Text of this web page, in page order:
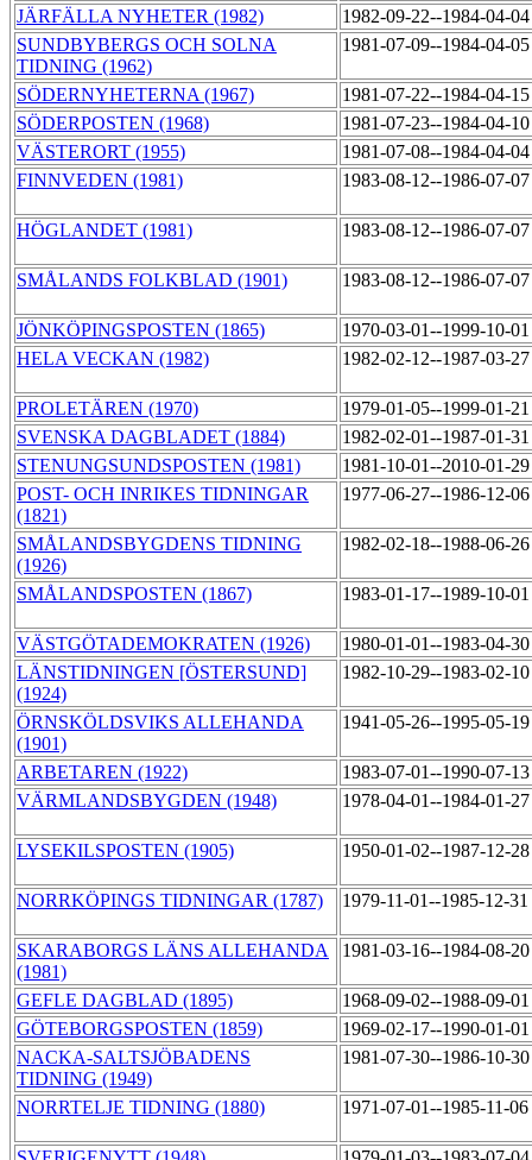
JÄRFÄLLA NYHETER (1982)
1982-09-22--1984-04-
SUNDBYBERGS OCH SOLNA
TIDNING (1962)
1981-07-09--1984-04-
SÖDERNYHETERNA (1967)
1981-07-22--1984-04-
SÖDERPOSTEN (1968)
1981-07-23--1984-04-
VÄSTERORT (1955)
1981-07-08--1984-04-
FINNVEDEN (1981)
1983-08-12--1986-07-
HÖGLANDET (1981) 1983-08-12--1986-07-
SMÅLANDS FOLKBLAD (1901) 1983-08-12--1986-07-
JÖNKÖPINGSPOSTEN (1865)
1970-03-01--1999-10-
HELA VECKAN (1982)
1982-02-12--1987-03-
PROLETÄREN (1970)
1979-01-05--1999-01-
SVENSKA DAGBLADET (1884)
1982-02-01--1987-01-
STENUNGSUNDSPOSTEN (1981)
1981-10-01--2010-01-
POST- OCH INRIKES TIDNINGAR
(1821)
1977-06-27--1986-12-
SMÅLANDSBYGDENS TIDNING
(1926)
1982-02-18--1988-06-
SMÅLANDSPOSTEN (1867) 1983-01-17--1989-10-
VÄSTGÖTADEMOKRATEN (1926)
1980-01-01--1983-04-
LÄNSTIDNINGEN [ÖSTERSUND]
(1924)
1982-10-29--1983-02-
ÖRNSKÖLDSVIKS ALLEHANDA
(1901)
1941-05-26--1995-05-
ARBETAREN (1922)
1983-07-01--1990-07-
VÄRMLANDSBYGDEN (1948)
1978-04-01--1984-01-
LYSEKILSPOSTEN (1905) 1950-01-02--1987-12-
NORRKÖPINGS TIDNINGAR (1787) 1979-11-01--1985-12-31
SKARABORGS LÄNS ALLEHANDA
(1981)
1981-03-16--1984-08-
GEFLE DAGBLAD (1895)
1968-09-02--1988-09-
GÖTEBORGSPOSTEN (1859)
1969-02-17--1990-01-
NACKA-SALTSJÖBADENS
TIDNING (1949)
1981-07-30--1986-10-
NORRTELJE TIDNING (1880) 1971-07-01--1985-11-06